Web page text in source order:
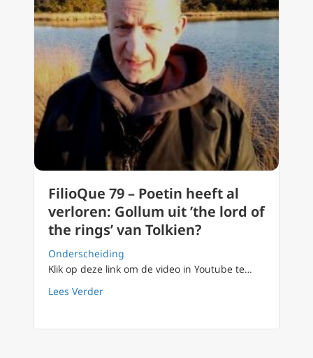
FilioQue 79 – Poetin heeft al
verloren: Gollum uit ’the lord of
the rings’ van Tolkien?
Onderscheiding
Klik op deze link om de video in Youtube te…
Lees Verderabout FilioQue 79 – Poetin heeft al verloren: